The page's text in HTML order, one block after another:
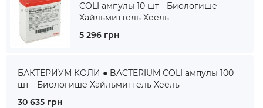
COLI ампулы 10 шт - Биологише
Хайльмиттель Хеель
5 296 грн
БАКТЕРИУМ КОЛИ ● BACTERIUM COLI ампулы 100
шт - Биологише Хайльмиттель Хеель
30 635 грн